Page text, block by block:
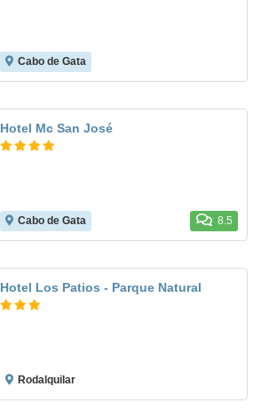
Cabo de Gata
Hotel Mc San José
Cabo de Gata 8.5
Hotel Los Patios - Parque Natural
Rodalquilar